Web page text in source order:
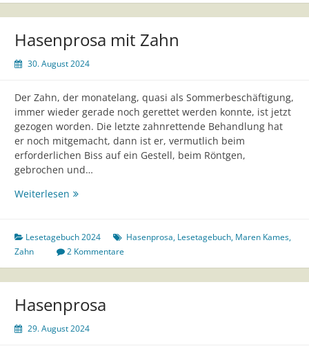
Hasenprosa mit Zahn
30. August 2024
Der Zahn, der monatelang, quasi als Sommerbeschäftigung,
immer wieder gerade noch gerettet werden konnte, ist jetzt
gezogen worden. Die letzte zahnrettende Behandlung hat
er noch mitgemacht, dann ist er, vermutlich beim
erforderlichen Biss auf ein Gestell, beim Röntgen,
gebrochen und…
Weiterlesen Hasenprosa
Lesetagebuch 2024 Hasenprosa, Lesetagebuch, Maren Kames,
Zahn
2 Kommentare
Hasenprosa
29. August 2024